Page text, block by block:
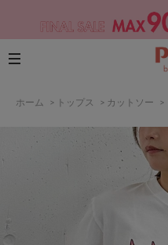
ホーム > トップス > カットソー >